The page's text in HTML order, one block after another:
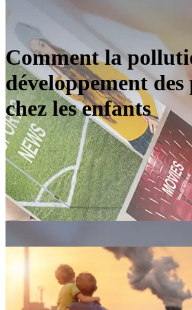
Comment la
développement des
chez les enfants